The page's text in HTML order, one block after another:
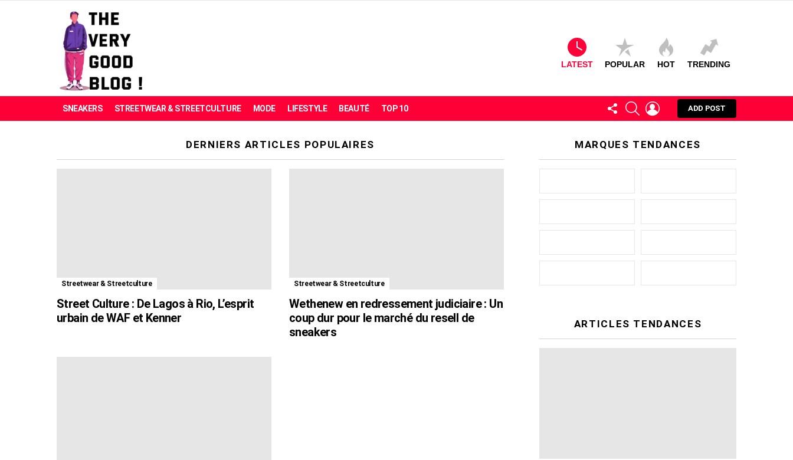
LATEST POPULAR HOT TRENDING
SNEAKERS STREETWEAR & STREETCULTURE MODE LIFESTYLE BEAUTÉ TOP 10
FOLLOW
US
SEARCHLOGIN
ADD POST
DERNIERS ARTICLES POPULAIRES
Streetwear & Streetculture
Street Culture : De Lagos à Rio, L’esprit
urbain de WAF et Kenner
Streetwear & Streetculture
Wethenew en redressement judiciaire : Un
coup dur pour le marché du resell de
sneakers
MARQUES TENDANCES
ARTICLES TENDANCES